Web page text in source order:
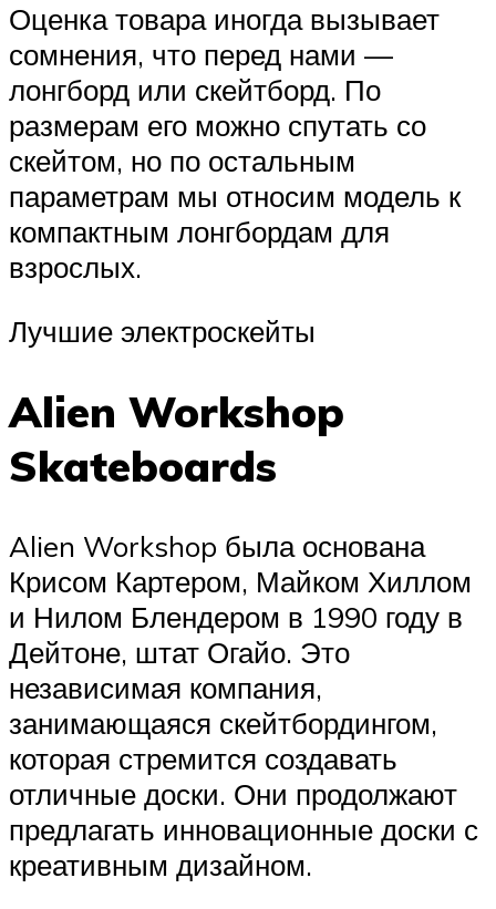
Оценка товара иногда вызывает
сомнения, что перед нами —
лонгборд или скейтборд. По
размерам его можно спутать со
скейтом, но по остальным
параметрам мы относим модель к
компактным лонгбордам для
взрослых.
Лучшие электроскейты
Alien Workshop
Skateboards
Alien Workshop была основана
Крисом Картером, Майком Хиллом
и Нилом Блендером в 1990 году в
Дейтоне, штат Огайо. Это
независимая компания,
занимающаяся скейтбордингом,
которая стремится создавать
отличные доски. Они продолжают
предлагать инновационные доски с
креативным дизайном.